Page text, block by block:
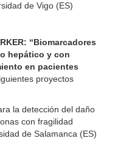
de Vigo (ES)
“Biomarcadores
hepático y con
en pacientes
proyectos
la detección del daño
con fragilidad
de Salamanca (ES)